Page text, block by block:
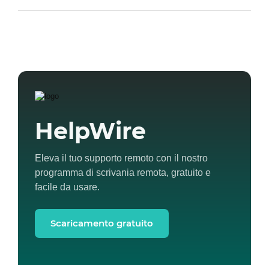
HelpWire
Eleva il tuo supporto remoto con il nostro
programma di scrivania remota, gratuito e
facile da usare.
Scaricamento gratuito